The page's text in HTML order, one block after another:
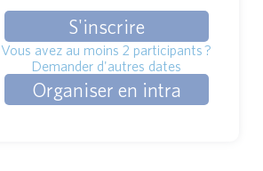
S'inscrire
Vous avez au moins 2 participants ?
Demander d'autres dates
Organiser en intra